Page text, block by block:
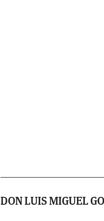
DON LUIS MIGUEL